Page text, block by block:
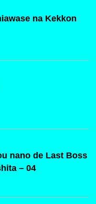
na Kekkon
nano de Last Boss
– 04